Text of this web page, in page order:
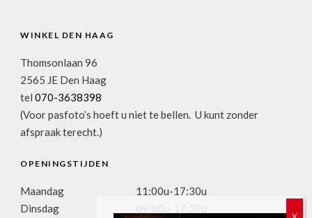
WINKEL DEN HAAG
Thomsonlaan 96
2565 JE Den Haag
tel 070-3638398
(Voor pasfoto’s hoeft u niet te bellen. U kunt zonder
afspraak terecht.)
OPENINGSTIJDEN
Maandag
11:00u-17:30u
Dinsdag